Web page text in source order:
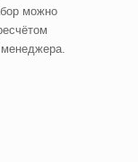
можно